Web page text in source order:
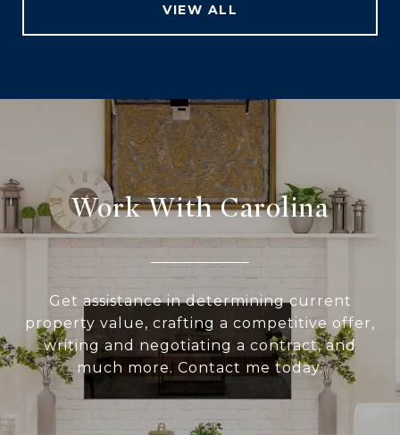
VIEW ALL
Work With Carolina
Get assistance in determining current
property value, crafting a competitive offer,
writing and negotiating a contract, and
much more. Contact me today.